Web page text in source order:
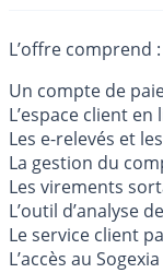
L’offre comprend :
Un compte de
L’espace client
Les e-relevés et
La gestion du
Les virements
L’outil d’analyse
Le service client
L’accès au